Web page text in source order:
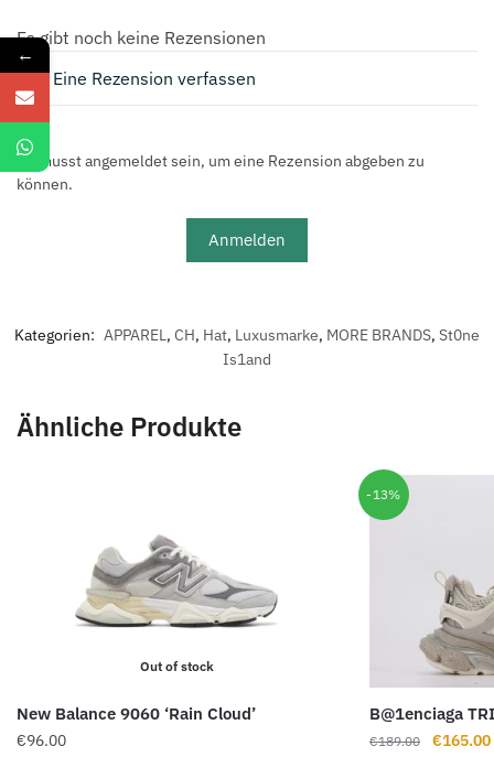
Es gibt noch keine Rezensionen
Eine Rezension verfassen
Du musst angemeldet sein, um eine Rezension abgeben zu
können.
Anmelden
Kategorien: APPAREL, CH, Hat, Luxusmarke, MORE BRANDS, St0ne
Is1and
Ähnliche Produkte
Out of stock
New Balance 9060 ‘Rain Cloud’
€96.00
-13%
B@1enciaga
€189.00 €165.00
←